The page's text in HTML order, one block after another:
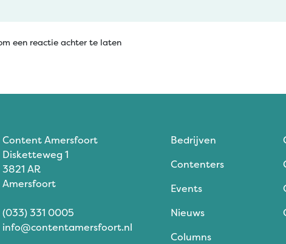
een reactie achter te laten
Bedrijven
Contenters
Events
Nieuws
Columns
Content Amersfoort
Disketteweg 1
3821 AR
Amersfoort
(033) 331 0005
info@contentamersfoort.nl